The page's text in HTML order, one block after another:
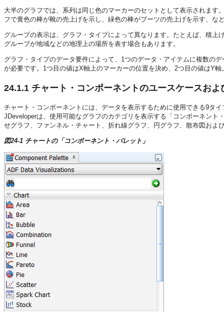
大半のグラフでは、系列は同じ色のマーカーのセットとして表示されま
フで黄色の棒が靴の売上げを示し、緑色の棒がブーツの売上げを示す、な
グループの表示は、グラフ・タイプによって異なります。たとえば、積
グループが地域などの地理上の場所を表す場合もあります。
グラフ・タイプのデータ要件によって、1つのデータ・アイテムに複数の
が必要です。1つ目の値はX軸上のマーカーの位置を決め、2つ目の値はY
24.1.1 チャート・コンポーネントのユースケースおよ
チャート・コンポーネントには、データを表示するために使用できる9タ
JDeveloperは、使用可能なグラフのカテゴリを表示する「コンポーネント
せグラフ、ファンネル・チャート、折れ線グラフ、円グラフ、散布図お
図24-1 チャートの「コンポーネント・パレット」